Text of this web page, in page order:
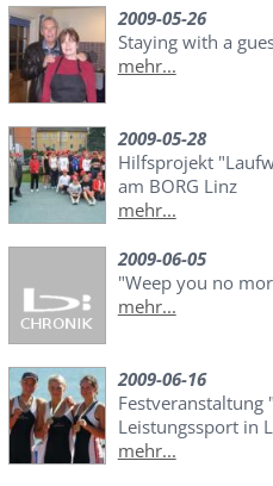
2009-05-26
Staying with a
mehr...
2009-05-28
Hilfsprojekt
am BORG Linz
mehr...
2009-06-05
"Weep you no
mehr...
2009-06-16
Festveranstaltung
Leistungssport in
mehr...